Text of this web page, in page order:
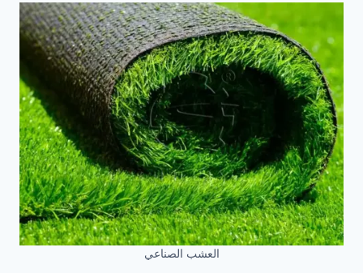
العشب الصناعي